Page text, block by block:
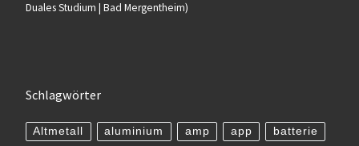
Duales Studium | Bad Mergentheim)
Schlagwörter
Altmetall aluminium amp app batterie